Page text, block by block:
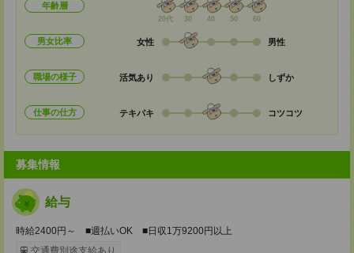
年齢層
20代 30 40 50 60
男女比率 女性 男性
職場の様子 活気あり しずか
仕事の仕方 テキパキ コツコツ
募集情報
給与
時給2400円～ ■週払いOK ■日収1万9200円以上
交通費別途支給あり